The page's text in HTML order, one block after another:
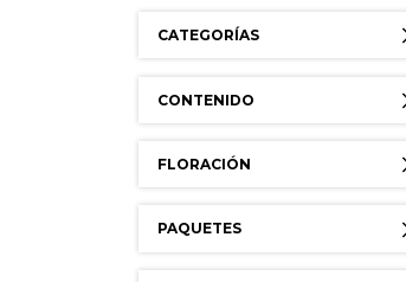
CATEGORÍAS
CONTENIDO
FLORACIÓN
PAQUETES